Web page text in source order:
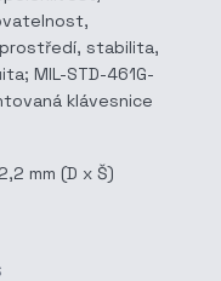
stabilita,
MIL-STD-461G-
klávesnice
mm (D x Š)